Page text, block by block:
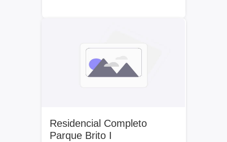
Residencial Completo
Parque Brito I